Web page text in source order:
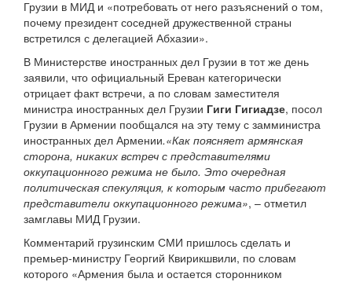
Грузии в МИД и «потребовать от него разъяснений о том,
почему президент соседней дружественной страны
встретился с делегацией Абхазии».
В Министерстве иностранных дел Грузии в тот же день
заявили, что официальный Ереван категорически
отрицает факт встречи, а по словам заместителя
министра иностранных дел Грузии Гиги Гигиадзе, посол
Грузии в Армении пообщался на эту тему с замминистра
иностранных дел Армении.«Как поясняет армянская
сторона, никаких встреч с представителями
оккупационного режима не было. Это очередная
политическая спекуляция, к которым часто прибегают
представители оккупационного режима», – отметил
замглавы МИД Грузии.
Комментарий грузинским СМИ пришлось сделать и
премьер-министру Георгий Квирикшвили, по словам
которого «Армения была и остается сторонником